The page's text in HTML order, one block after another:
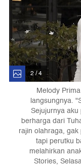
2 / 4
Melody
langsungnya.
Sejujurnya
berharga dari
rajin olahraga,
tapi perutku
melahirkan
Stories,